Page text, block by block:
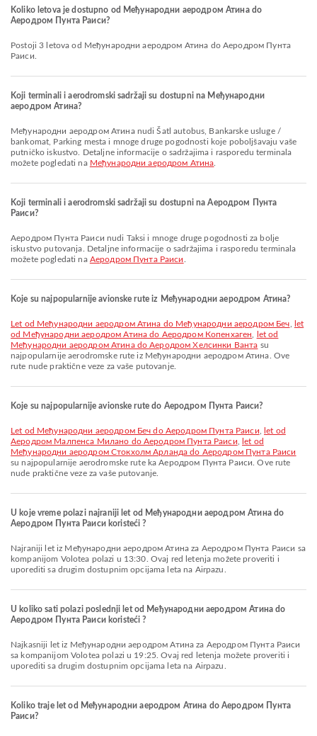
Koliko letova je dostupno od Међународни аеродром Атина do
Аеродром Пунта Раиси?
Postoji 3 letova od Међународни аеродром Атина do Аеродром Пунта
Раиси.
Koji terminali i aerodromski sadržaji su dostupni na Међународни
аеродром Атина?
Међународни аеродром Атина nudi Šatl autobus, Bankarske usluge /
bankomat, Parking mesta i mnoge druge pogodnosti koje poboljšavaju vaše
putničko iskustvo. Detaljne informacije o sadržajima i rasporedu terminala
možete pogledati na Међународни аеродром Атина
Koji terminali i aerodromski sadržaji su dostupni na Аеродром Пунта
Раиси?
Аеродром Пунта Раиси nudi Taksi i mnoge druge pogodnosti za bolje
iskustvo putovanja. Detaljne informacije o sadržajima i rasporedu terminala
možete pogledati na Аеродром Пунта Раиси
Koje su najpopularnije avionske rute iz Међународни аеродром Атина?
let od Међународни аеродром Атина do Међународни аеродром Беч
let
od Међународни аеродром Атина do Аеродром Копенхаген
let od
Међународни аеродром Атина do Аеродром Хелсинки Ванта su
najpopularnije aerodromske rute iz Међународни аеродром Атина. Ove
rute nude praktične veze za vaše putovanje.
Koje su najpopularnije avionske rute do Аеродром Пунта Раиси?
let od Међународни аеродром Беч do Аеродром Пунта Раиси
let od
Аеродром Малпенса Милано do Аеродром Пунта Раиси
let od
Међународни аеродром Стокхолм Арланда do Аеродром Пунта Раиси
su najpopularnije aerodromske rute ka Аеродром Пунта Раиси. Ove rute
nude praktične veze za vaše putovanje.
U koje vreme polazi najraniji let od Међународни аеродром Атина do
Аеродром Пунта Раиси koristeći ?
Najraniji let iz Међународни аеродром Атина za Аеродром Пунта Раиси sa
kompanijom Volotea polazi u 13:30. Ovaj red letenja možete proveriti i
uporediti sa drugim dostupnim opcijama leta na Airpazu.
U koliko sati polazi poslednji let od Међународни аеродром Атина do
Аеродром Пунта Раиси koristeći ?
Najkasniji let iz Међународни аеродром Атина za Аеродром Пунта Раиси
sa kompanijom Volotea polazi u 19:25. Ovaj red letenja možete proveriti i
uporediti sa drugim dostupnim opcijama leta na Airpazu.
Koliko traje let od Међународни аеродром Атина do Аеродром Пунта
Раиси?